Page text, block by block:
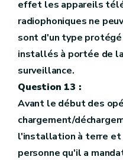
effet les appareils
radiophoniques ne
sont d'un type
installés à portée de
surveillance.
Question 13 :
Avant le début des
chargement/
l'installation à terre et
personne qu'il a